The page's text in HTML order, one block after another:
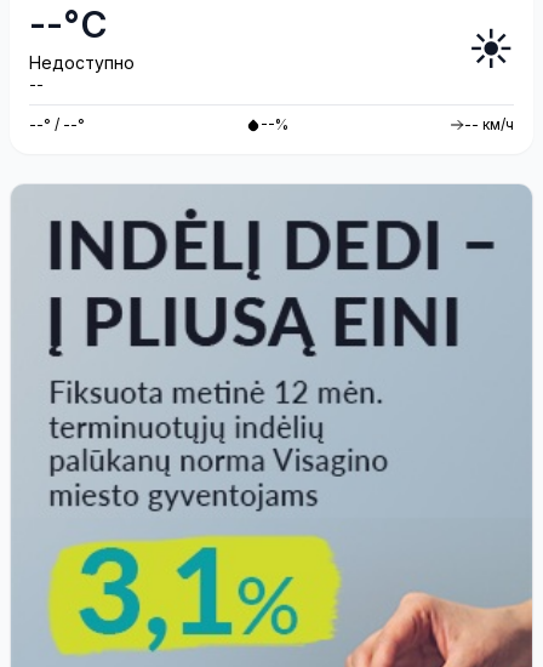
--°C
Недоступно
--
☀️
--° / --° --% -- км/ч